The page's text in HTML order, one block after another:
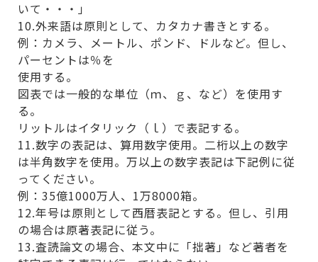
いて・・・」
10.外来語は原則として、カタカナ書きとする。
例：カメラ、メートル、ポンド、ドルなど。但し、
パーセントは％を
使用する。
図表では一般的な単位（ｍ、ｇ、など）を使用す
る。
リットルはイタリック（ｌ）で表記する。
11.数字の表記は、算用数字使用。二桁以上の数字
は半角数字を使用。万以上の数字表記は下記例に従
ってください。
例：35億1000万人、1万8000箱。
12.年号は原則として西暦表記とする。但し、引用
の場合は原著表記に従う。
13.査読論文の場合、本文中に「拙著」など著者を